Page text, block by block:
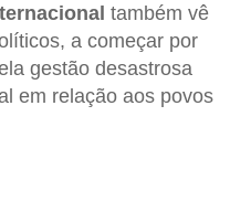
também vê
a começar por
gestão desastrosa
em relação aos povos